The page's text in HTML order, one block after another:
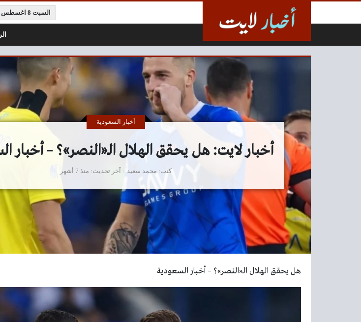
السبت 8 اغسطس 2026 الساعة 4:35 م
أخبار لايت: هل يحقق الهلال الـ«النصر»؟ – أخبار
كتب محمد سعيد
أخبار السعودية
آخر تحديث منذ 7 أشهر
هل يحقق الهلال الـ«النصر»؟ – أخبار السعودية